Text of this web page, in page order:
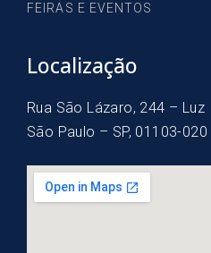
FEIRAS E EVENTOS
Localização
Rua São Lázaro, 244 – Luz
São Paulo – SP, 01103-020